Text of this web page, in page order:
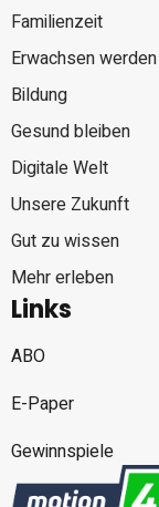
Familienzeit
Erwachsen werden
Bildung
Gesund bleiben
Digitale Welt
Unsere Zukunft
Gut zu wissen
Mehr erleben
Links
ABO
E-Paper
Gewinnspiele